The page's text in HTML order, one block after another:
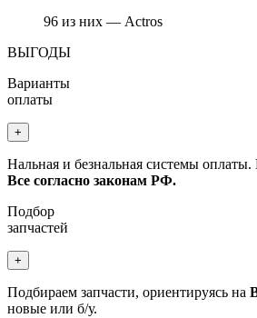
96 из них — Actros
ВЫГОДЫ
Варианты
оплаты
+
Нальная и безнальная системы
Все согласно законам РФ.
Подбор
запчастей
+
Подбираем запчасти, ориентируясь на
новые или б/у.